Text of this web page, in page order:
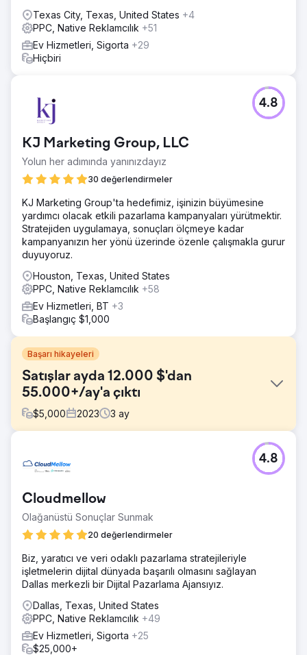
Texas City, Texas, United States +4
PPC, Native Reklamcılık +51
Ev Hizmetleri, Sigorta +29
Hiçbiri
KJ Marketing Group, LLC
Yolun her adımında yanınızdayız
30 değerlendirmeler
4.8
KJ Marketing Group'ta hedefimiz, işinizin büyümesine
yardımcı olacak etkili pazarlama kampanyaları yürütmektir.
Stratejiden uygulamaya, sonuçları ölçmeye kadar
kampanyanızın her yönü üzerinde özenle çalışmakla gurur
duyuyoruz.
Houston, Texas, United States
PPC, Native Reklamcılık +58
Ev Hizmetleri, BT +3
Başlangıç $1,000
Başarı hikayeleri
Satışlar ayda 12.000 $'dan
55.000+/ay'a çıktı
$5,000 2023 3 ay
Konaklama müşterilerimizden biri ilk olarak bizimle iletişime
geçti çünkü gelirleri aylık 12.000$ civarında sabit kalan
sınırlı dijital pazarlama çabaları yeterli satış yaratmıyordu.
Çözüm
Hedefli PPC reklamlarına, yaratıcı Facebook/Instagram
bir dijital pazarlama stratejisi oluşturduk. Odak noktamız,
hedef kitlenin ilgisini çekmek ve satış trafiğini web
sitelerine yönlendirmek için hassas hedefleme ve ilgi
çekici hikaye anlatımıydı.
Sonuç
Stratejik revizyonumuz, gelirimizi sadece 90 günde ayda
55.000 $'ın üzerine çıkardı... önceki ayda sadece
Cloudmellow
Olağanüstü Sonuçlar Sunmak
20 değerlendirmeler
4.8
Biz, yaratıcı ve veri odaklı pazarlama stratejileriyle
işletmelerin dijital dünyada başarılı olmasını sağlayan
Dallas merkezli bir Dijital Pazarlama Ajansıyız.
Dallas, Texas, United States
PPC, Native Reklamcılık +49
Ev Hizmetleri, Sigorta +25
$25,000+